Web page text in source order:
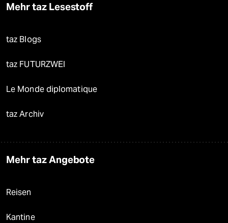
Mehr taz Lesestoff
taz Blogs
taz FUTURZWEI
Le Monde diplomatique
taz Archiv
Mehr taz Angebote
Reisen
Kantine